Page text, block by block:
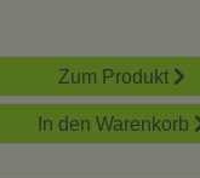
Zum Produkt
In den Warenkorb